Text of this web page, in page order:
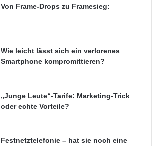
Von Frame-Drops zu Framesieg:
Wie leicht lässt sich ein verlorenes
Smartphone kompromittieren?
„Junge Leute“-Tarife: Marketing-Trick
oder echte Vorteile?
Festnetztelefonie – hat sie noch eine